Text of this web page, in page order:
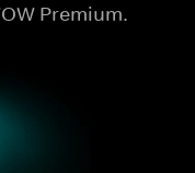
Premium.